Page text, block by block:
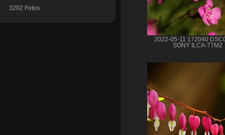
3202 Fotos
2022-05-11 172040
SONY ILCA-77M2